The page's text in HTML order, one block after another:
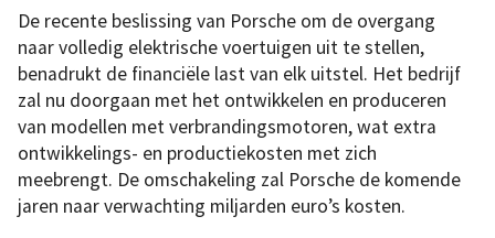
De recente beslissing van Porsche om de overgang
naar volledig elektrische voertuigen uit te stellen,
benadrukt de financiële last van elk uitstel. Het bedrijf
zal nu doorgaan met het ontwikkelen en produceren
van modellen met verbrandingsmotoren, wat extra
ontwikkelings- en productiekosten met zich
meebrengt. De omschakeling zal Porsche de komende
jaren naar verwachting miljarden euro’s kosten.